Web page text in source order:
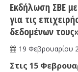
Εκδήλωση ΣΒΕ
για τις
δεδομένων
19 Φεβρουαρίου
Στις 15